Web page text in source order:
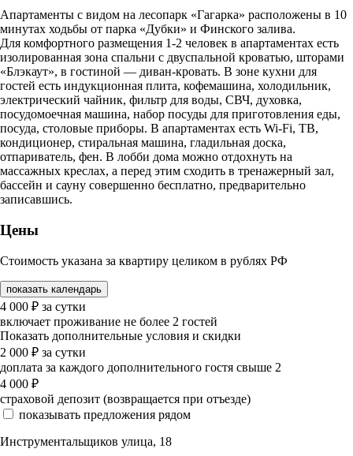
Апартаменты с видом на лесопарк «Гагарка» расположены в 10
минутах ходьбы от парка «Дубки» и Финского залива.
Для комфортного размещения 1-2 человек в апартаментах есть
изолированная зона спальни с двуспальной кроватью, шторами
«Блэкаут», в гостиной — диван-кровать. В зоне кухни для
гостей есть индукционная плита, кофемашина, холодильник,
электрический чайник, фильтр для воды, СВЧ, духовка,
посудомоечная машина, набор посуды для приготовления еды,
посуда, столовые приборы. В апартаментах есть Wi-Fi, ТВ,
кондиционер, стиральная машина, гладильная доска,
отпариватель, фен. В лобби дома можно отдохнуть на
массажных креслах, а перед этим сходить в тренажерный зал,
бассейн и сауну совершенно бесплатно, предварительно
записавшись.
Цены
Стоимость указана за квартиру целиком в рублях РФ
показать календарь
4 000 ₽ за сутки
включает проживание не более 2 гостей
Показать дополнительные условия и скидки
2 000 ₽ за сутки
доплата за каждого дополнительного гостя свыше 2
4 000 ₽
страховой депозит (возвращается при отъезде)
показывать предложения рядом
Инструментальщиков улица, 18